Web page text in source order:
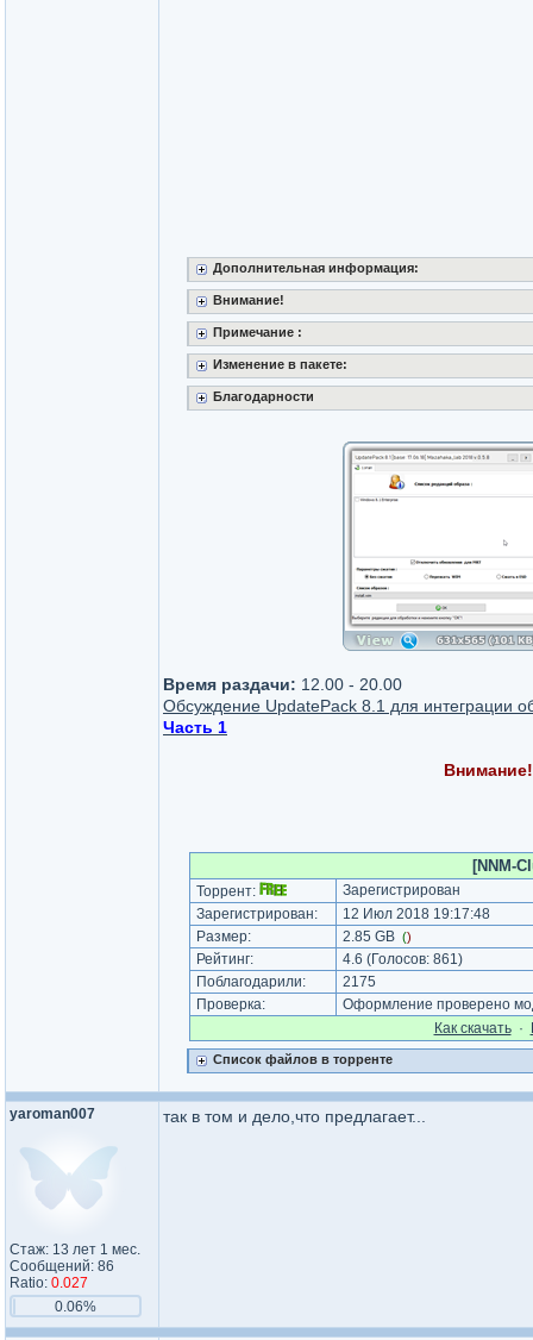
Дополнительная информация:
Внимание!
Примечание :
Изменение в пакете:
Благодарности
Время раздачи: 12.00 - 20.00
Обсуждение UpdatePack 8.1 для интеграции
Часть 1
[NNM-
Торрент:
Зарегистрирован
Зарегистрирован:
12 Июл 2018 19:17:48
Размер:
2.85 GB ()
Рейтинг: 4.6 (Голосов: 861)
Поблагодарили:
2175
Проверка:
Оформление проверено
Как cкачать·
Список файлов в торренте
yaroman007
Стаж: 13 лет 1 мес.
Сообщений: 86
Ratio: 0.027
0.06%
так в том и дело,что предлагает...